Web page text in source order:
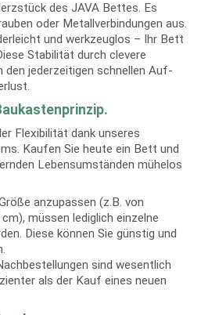
des JAVA Bettes. Es
oder Metallverbindungen aus.
und werkzeuglos – Ihr Bett
Stabilität durch clevere
den jederzeitigen schnellen Auf-
Flexibilität dank unseres
Kaufen Sie heute ein Bett und
Lebensumständen mühelos
anzupassen (z.B. von
müssen lediglich einzelne
Diese können Sie günstig und
sind wesentlich
als der Kauf eines neuen